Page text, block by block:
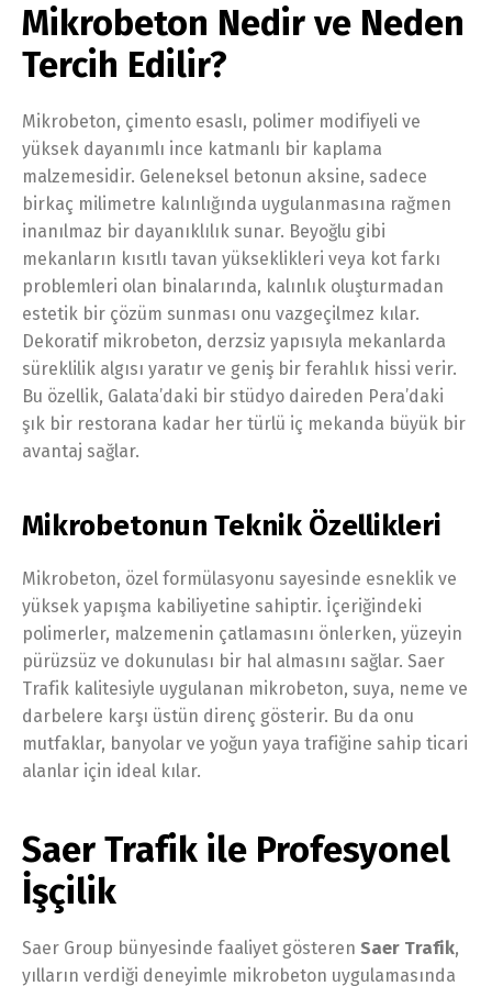
Mikrobeton Nedir ve Neden
Tercih Edilir?
Mikrobeton, çimento esaslı, polimer modifiyeli ve
yüksek dayanımlı ince katmanlı bir kaplama
malzemesidir. Geleneksel betonun aksine, sadece
birkaç milimetre kalınlığında uygulanmasına rağmen
inanılmaz bir dayanıklılık sunar. Beyoğlu gibi
mekanların kısıtlı tavan yükseklikleri veya kot farkı
problemleri olan binalarında, kalınlık oluşturmadan
estetik bir çözüm sunması onu vazgeçilmez kılar.
Dekoratif mikrobeton, derzsiz yapısıyla mekanlarda
süreklilik algısı yaratır ve geniş bir ferahlık hissi verir.
Bu özellik, Galata’daki bir stüdyo daireden Pera’daki
şık bir restorana kadar her türlü iç mekanda büyük bir
avantaj sağlar.
Mikrobetonun Teknik Özellikleri
Mikrobeton, özel formülasyonu sayesinde esneklik ve
yüksek yapışma kabiliyetine sahiptir. İçeriğindeki
polimerler, malzemenin çatlamasını önlerken, yüzeyin
pürüzsüz ve dokunulası bir hal almasını sağlar. Saer
Trafik kalitesiyle uygulanan mikrobeton, suya, neme ve
darbelere karşı üstün direnç gösterir. Bu da onu
mutfaklar, banyolar ve yoğun yaya trafiğine sahip ticari
alanlar için ideal kılar.
Saer Trafik ile Profesyonel
İşçilik
Saer Group bünyesinde faaliyet gösteren Saer Trafik,
yılların verdiği deneyimle mikrobeton uygulamasında